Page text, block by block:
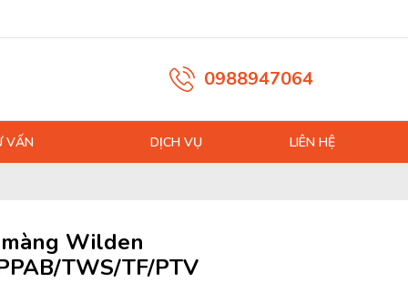
0988947064
VẤN DỊCH VỤ LIÊN HỆ
Wilden
TWS/TF/PTV